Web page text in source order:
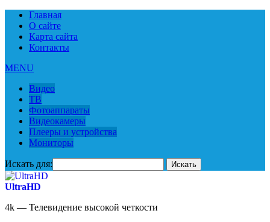
Главная
О сайте
Карта сайта
Контакты
MENU
Видео
ТВ
Фотоаппараты
Видеокамеры
Плееры и устройства
Мониторы
Искать для:
UltraHD
4k — Телевидение высокой четкости